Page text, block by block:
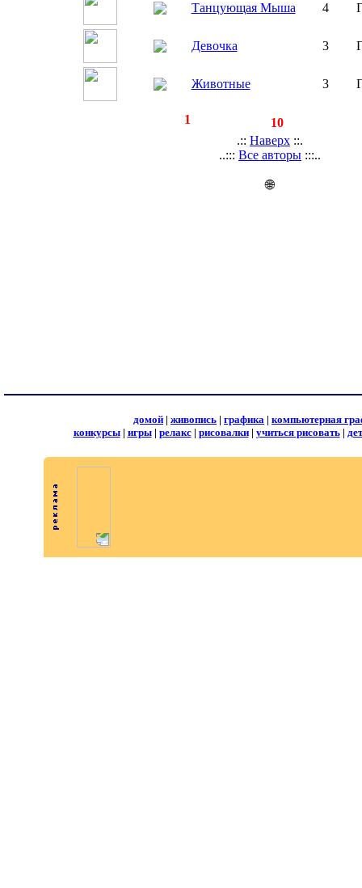
Танцующая Мыша 4
Девочка 3
Животные 3
1
10
.:: Наверх ::.
..::: Все авторы :::..
🌐
домой | живопись | графика | компьютерная
конкурсы| игры| релакс| рисовалки| учиться рисовать|